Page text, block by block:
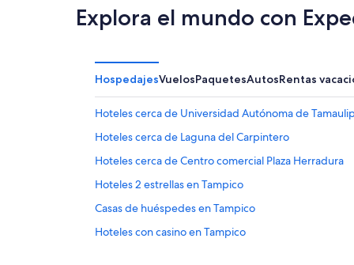
Explora el mundo con
HospedajesVuelosPaquetesAutosRentas
Hoteles cerca de Universidad Autónoma de
Hoteles cerca de Laguna del Carpintero
Hoteles cerca de Centro comercial Plaza Herradura
Hoteles 2 estrellas en Tampico
Casas de huéspedes en Tampico
Hoteles con casino en Tampico